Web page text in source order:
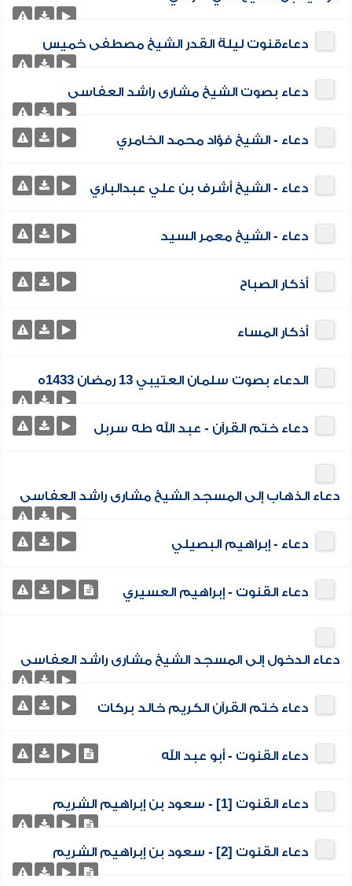
دعاءقنوت ليلة القدر الشيخ مصطفى خميس
دعاء بصوت الشيخ مشارى راشد العفاسى
دعاء - الشيخ فؤاد محمد الخامري
دعاء - الشيخ أشرف بن علي عبدالباري
دعاء - الشيخ معمر السيد
أذكار الصباح
أذكار المساء
الدعاء بصوت سلمان العتيبي 13 رمضان 1433ه‎
دعاء ختم القرآن - عبد الله طه سربل
دعاء الذهاب إلى المسجد الشيخ مشارى راشد العفاسى
دعاء - إبراهيم البصيلي
دعاء القنوت - إبراهيم العسيري
دعاء الدخول إلى المسجد الشيخ مشارى راشد العفاسى
دعاء ختم القرآن الكريم خالد بركات
دعاء القنوت - أبو عبد الله
دعاء القنوت [1] - سعود بن إبراهيم الشريم
دعاء القنوت [2] - سعود بن إبراهيم الشريم